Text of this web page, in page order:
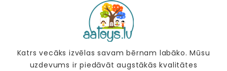
Katrs vecāks izvēlas savam bērnam labāko. Mūsu
uzdevums ir piedāvāt augstākās kvalitātes